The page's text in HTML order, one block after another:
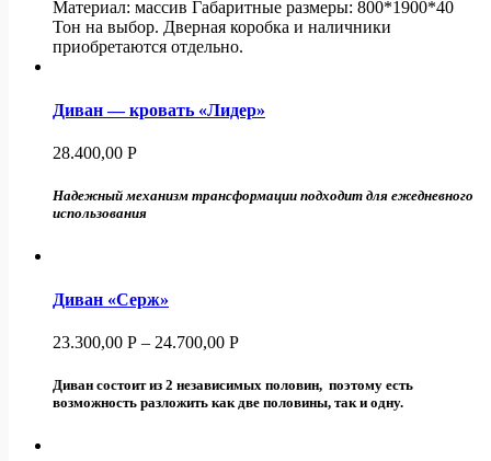
Материал: массив Габаритные размеры: 800*1900*40
Тон на выбор. Дверная коробка и наличники
приобретаются отдельно.
Диван — кровать «Лидер»
28.400,00 Р
Надежный механизм трансформации подходит для ежедневного
использования
Диван «Серж»
23.300,00 Р – 24.700,00 Р
Диван состоит из 2 независимых половин, поэтому есть
возможность разложить как две половины, так и одну.